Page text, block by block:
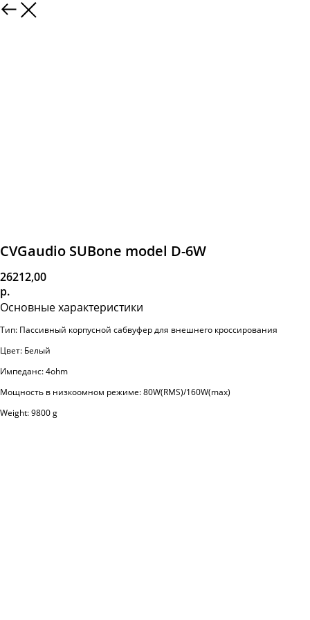
CVGaudio SUBone model D-6W
26212,00
р.
Основные характеристики
Тип: Пассивный корпусной сабвуфер для внешнего кроссирования
Цвет: Белый
Импеданс: 4ohm
Мощность в низкоомном режиме: 80W(RMS)/160W(max)
Weight: 9800 g